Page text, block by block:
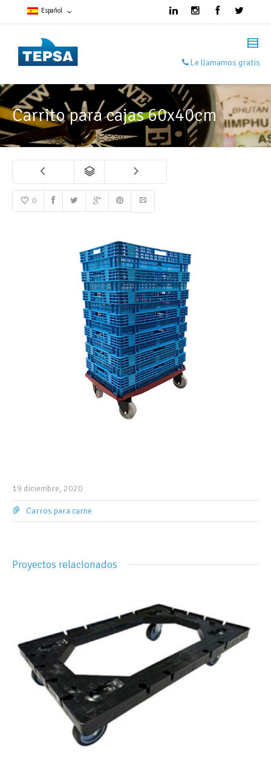
Español
Francés
Español
Inglés
Le llamamos gratis
Carrito para cajas 60x40cm
0
19 diciembre, 2020
Carros para carne
Proyectos relacionados